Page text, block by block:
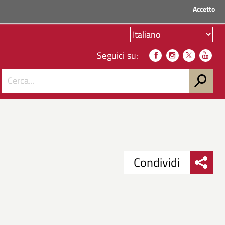
Accetto
Seguici su:
Condividi